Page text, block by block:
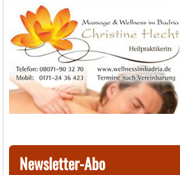
Newsletter-Abo